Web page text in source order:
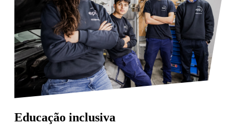
Educação inclusiva